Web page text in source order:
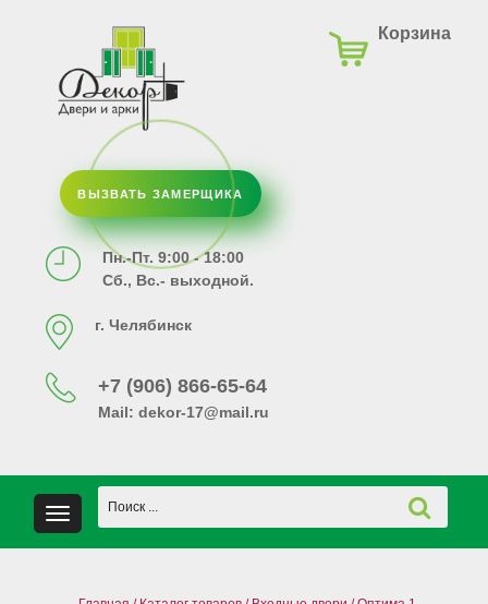
Корзина
ВЫЗВАТЬ ЗАМЕРЩИКА
Пн.-Пт. 9:00 - 18:00
Сб., Вс.- выходной.
г. Челябинск
+7 (906) 866-65-64
Mail: dekor-17@mail.ru